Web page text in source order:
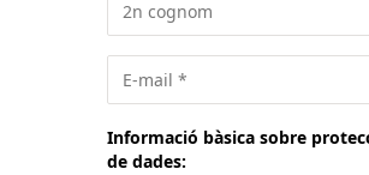
Informació bàsica sobre
de dades: